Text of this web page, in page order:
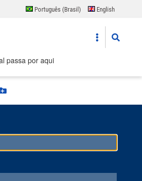
Português (Brasil)
English
passa por aqui
Botão Menu